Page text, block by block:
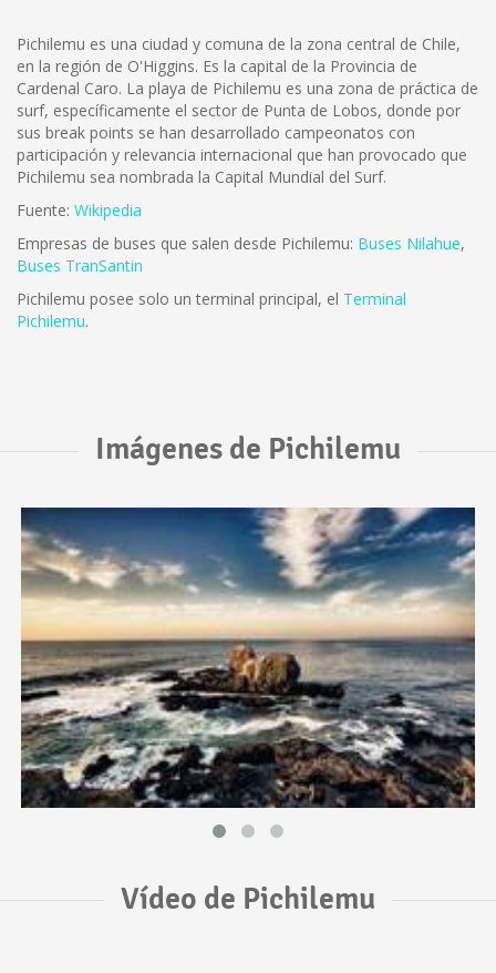
Pichilemu es una ciudad y comuna de la zona central de Chile,
en la región de O'Higgins. Es la capital de la Provincia de
Cardenal Caro. La playa de Pichilemu es una zona de práctica de
surf, específicamente el sector de Punta de Lobos, donde por
sus break points se han desarrollado campeonatos con
participación y relevancia internacional que han provocado que
Pichilemu sea nombrada la Capital Mundial del Surf.
Fuente: Wikipedia
Empresas de buses que salen desde Pichilemu: Buses Nilahue,
Buses TranSantin
Pichilemu posee solo un terminal principal, el Terminal
Pichilemu.
Imágenes de Pichilemu
Vídeo de Pichilemu